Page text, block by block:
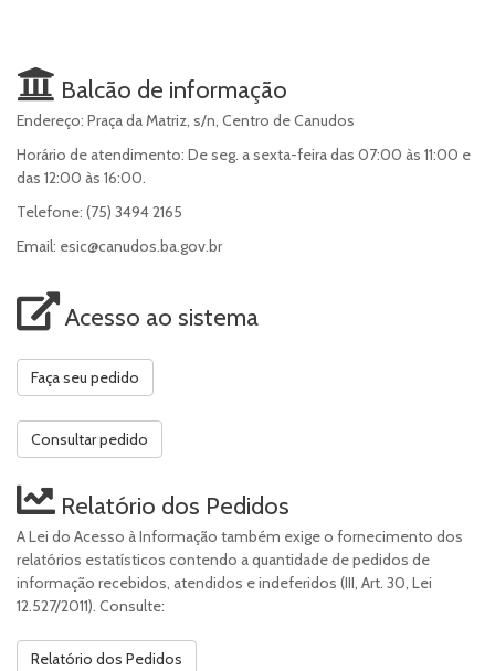
Balcão de informação
Endereço: Praça da Matriz, s/n, Centro de Canudos
Horário de atendimento: De seg. a sexta-feira das 07:00 às 11:00 e
das 12:00 às 16:00.
Telefone: (75) 3494 2165
Email: esic@canudos.ba.gov.br
Acesso ao sistema
Faça seu pedido
Consultar pedido
Relatório dos Pedidos
A Lei do Acesso à Informação também exige o fornecimento dos
relatórios estatísticos contendo a quantidade de pedidos de
informação recebidos, atendidos e indeferidos (III, Art. 30, Lei
12.527/2011). Consulte:
Relatório dos Pedidos